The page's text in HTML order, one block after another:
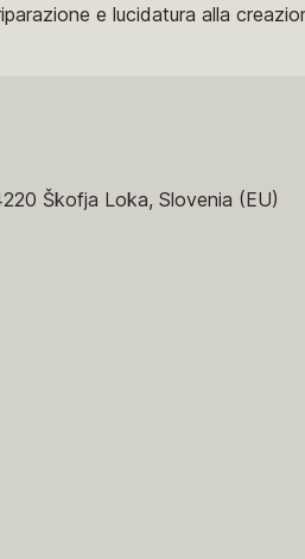
e lucidatura alla
Škofja Loka, Slovenia (EU)